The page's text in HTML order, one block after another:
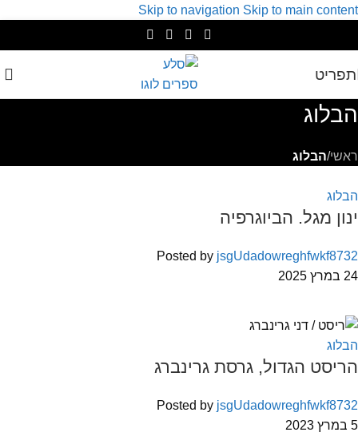
Skip to navigation Skip to main content
תפריט
הבלוג
ראשי/הבלוג
הבלוג
ינון מגל. הביוגרפיה
Posted by jsgUdadowreghfwkf8732
24 במרץ 2025
הבלוג
הריסט הגדול, גרסת גרינברג
Posted by jsgUdadowreghfwkf8732
5 במרץ 2023